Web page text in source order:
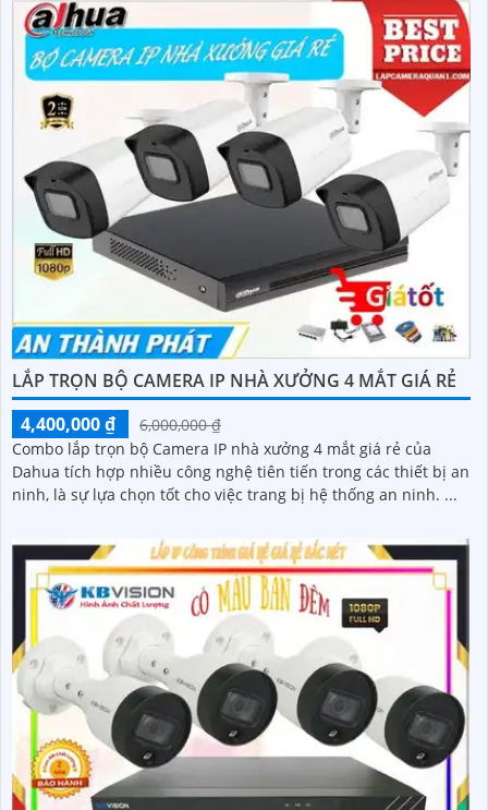
LẮP TRỌN BỘ CAMERA IP NHÀ XƯỞNG 4 MẮT GIÁ RẺ
4,400,000 ₫
6,000,000 ₫
Combo lắp trọn bộ Camera IP nhà xưởng 4 mắt giá rẻ của
Dahua tích hợp nhiều công nghệ tiên tiến trong các thiết bị an
ninh, là sự lựa chọn tốt cho việc trang bị hệ thống an ninh. ...